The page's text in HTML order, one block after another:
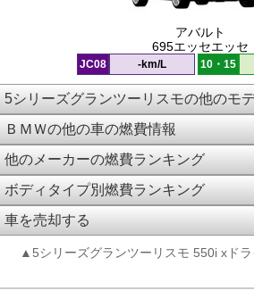
アバルト
695エッセエッセ
JC08 -km/L 10・15
5シリーズグランツーリスモの他のモ
ＢＭＷの他の車の燃費情報
他のメーカーの燃費ランキング
ボディタイプ別燃費ランキング
車を売却する
▲5シリーズグランツーリスモ 550i xド